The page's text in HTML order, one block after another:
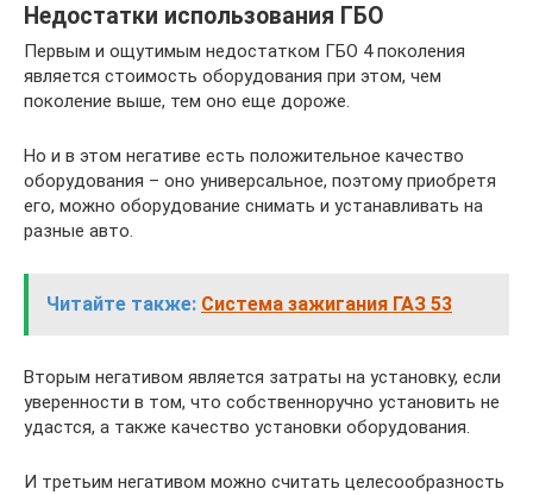
Недостатки использования ГБО
Первым и ощутимым недостатком ГБО 4 поколения
является стоимость оборудования при этом, чем
поколение выше, тем оно еще дороже.
Но и в этом негативе есть положительное качество
оборудования – оно универсальное, поэтому приобретя
его, можно оборудование снимать и устанавливать на
разные авто.
Читайте также: Система зажигания ГАЗ 53
Вторым негативом является затраты на установку, если
уверенности в том, что собственноручно установить не
удастся, а также качество установки оборудования.
И третьим негативом можно считать целесообразность